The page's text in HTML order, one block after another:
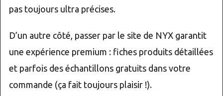
pas toujours ultra précises.
D’un autre côté, passer par le site de NYX garantit
une expérience premium : fiches produits détaillées
et parfois des échantillons gratuits dans votre
commande (ça fait toujours plaisir !).